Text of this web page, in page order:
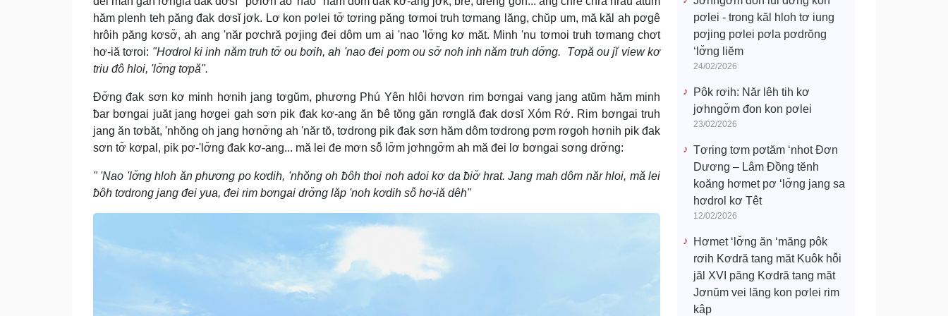
hăm plenh teh păng đak dơsĭ jơk. Lơ kon pơlei tơ̆ tơring păng tơmoi truh tơmang lăng, chŭp um, mă kăl ah pơgê
hrôih păng kơsơ̆, ah ang 'năr pơchră pơjing đei dôm um ai 'nao 'lơ̆ng kơ măt. Minh 'nu tơmoi truh tơmang chơt
hơ-iă tơroi: "Hơdrol ki inh năm truh tơ̆ ou bơih, ah 'nao đei pơm ou sơ̆ noh inh năm truh dơ̆ng. Tơpă ou jĭ view kơ
triu đô hloi, 'lơ̆ng tơpă".
Đơ̆ng đak sơn kơ minh hơnih jang tơgŭm, phương Phú Yên hlôi hơvơn rim bơngai vang jang atŭm hăm minh
ƀar bơngai juăt jang hơgei gah sơn pik đak kơ-ang ăn ƀê tŏng găn rơnglă đak dơsĭ Xóm Rớ. Rim bơngai truh
jang ăn tơbăt, 'nhŏng oh jang hơnơ̆ng ah 'năr tŏ, tơdrong pik đak sơn hăm dôm tơdrong pơm rơgoh hơnih pik đak
sơn tơ̆ kơpal, pik pơ-'lơ̆ng đak kơ-ang... mă lei đe mơn sô̆ lơ̆m jơhngơ̆m ah mă đei lơ bơngai sơng drơ̆ng:
" 'Nao 'lơ̆ng hloh ăn phương po kơdih, 'nhŏng oh ƀôh thoi noh adoi kơ da ƀiơ̆ hrat. Jang mah dôm năr hloi, mă lei
ƀôh tơdrong jang đei yua, đei rim bơngai drơ̆ng lăp 'noh kơdih sô̆ hơ-iă dêh"
pơlei - trong kăl hloh tơ iung
pơjing pơlei pơla pơdrŏng
‘lơ̆ng liĕm
24/02/2026
Pôk rơih: Năr lêh tih kơ
jơhngơ̆m đon kon pơlei
23/02/2026
Tơring tơm pơtăm ‘nhot Đơn
Dương – Lâm Đồng tĕnh
koăng hơmet pơ ‘lơ̆ng jang sa
hơdrol kơ Têt
12/02/2026
Hơmet ‘lơ̆ng ăn ‘măng pôk
rơih Kơdră tang măt Kuôk hô̆i
jăl XVI păng Kơdră tang măt
Jơnŭm vei lăng kon pơlei rim
kâp